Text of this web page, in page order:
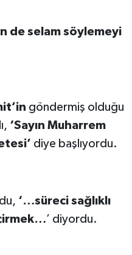
de selam söylemeyi
göndermiş olduğu
‘Sayın Muharrem
diye başlıyordu.
‘…süreci sağlıklı
’ diyordu.